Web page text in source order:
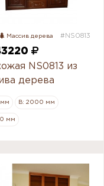
Массив дерева #NS0813
NS0813 из
дерева
мм В: 2000 мм
мм